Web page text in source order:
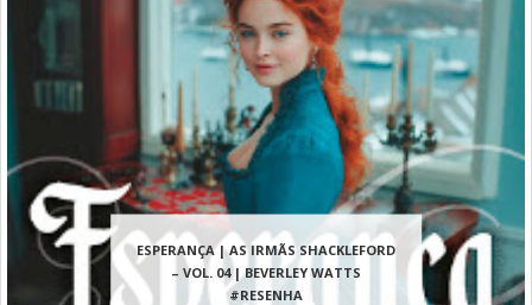
ESPERANÇA | AS IRMÃS SHACKLEFORD
– VOL. 04 | BEVERLEY WATTS
#RESENHA